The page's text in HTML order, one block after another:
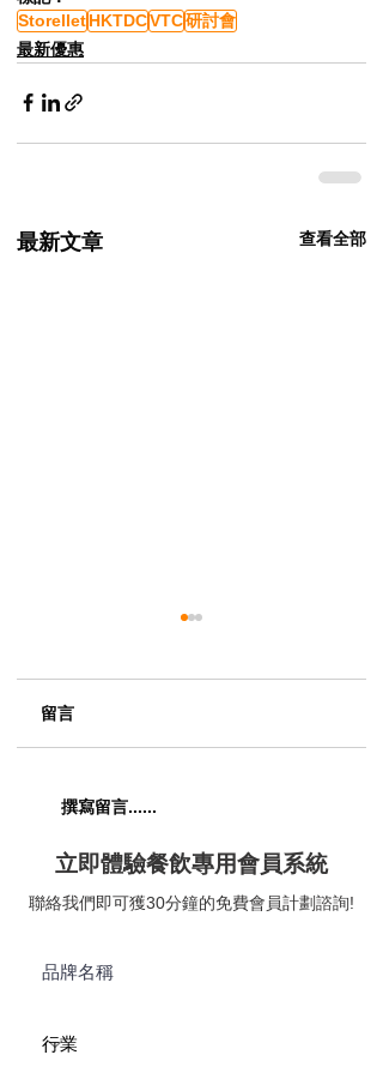
StorelletHKTDCVTC研討會
最新優惠
最新文章 查看全部
【五匠六釜｜七滋八味
喚醒五臟六腑】😋
留言
撰寫留言......
立即體驗餐飲專用會員系統
聯絡我們即可獲30分鐘的免費會員計劃諮詢!